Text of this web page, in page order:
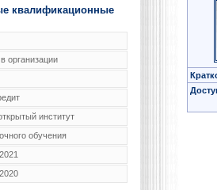
квалификационные
организации
институт
обучения